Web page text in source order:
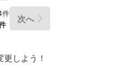
件
次へ
更しよう！